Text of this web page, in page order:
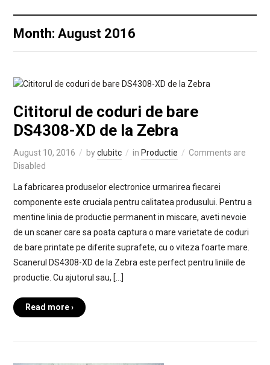
Month: August 2016
Cititorul de coduri de bare
DS4308-XD de la Zebra
August 10, 2016 byclubitc in Productie
Comments are
Disabled
La fabricarea produselor electronice urmarirea fiecarei
componente este cruciala pentru calitatea produsului. Pentru a
mentine linia de productie permanent in miscare, aveti nevoie
de un scaner care sa poata captura o mare varietate de coduri
de bare printate pe diferite suprafete, cu o viteza foarte mare.
Scanerul DS4308-XD de la Zebra este perfect pentru liniile de
productie. Cu ajutorul sau, […]
Read more ›